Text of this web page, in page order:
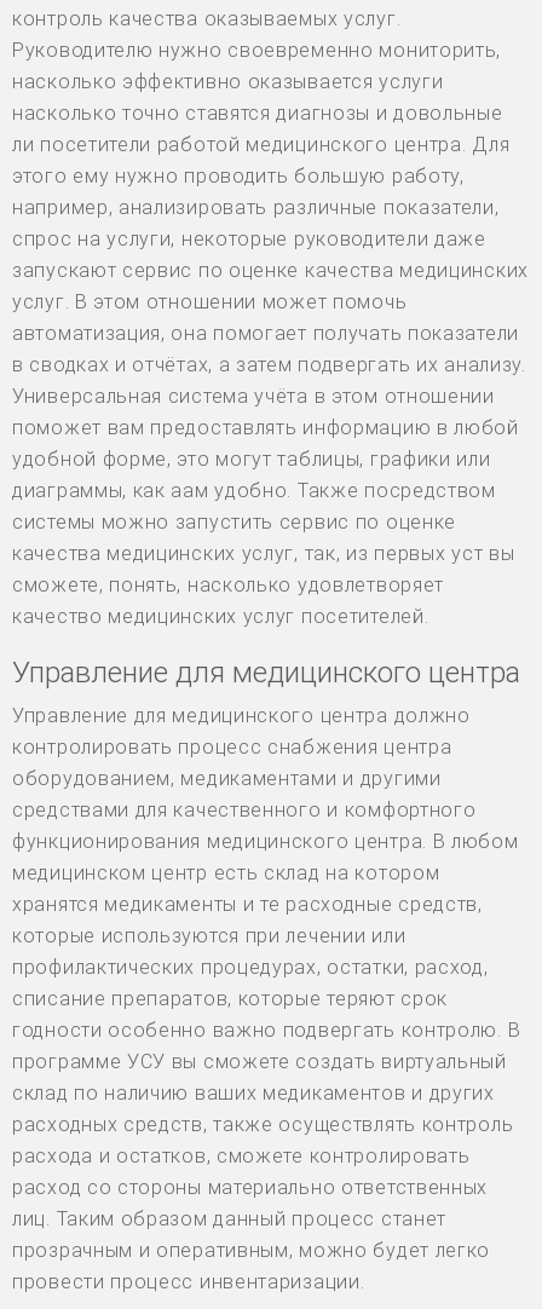
контроль качества оказываемых услуг.
Руководителю нужно своевременно мониторить,
насколько эффективно оказывается услуги
насколько точно ставятся диагнозы и довольные
ли посетители работой медицинского центра. Для
этого ему нужно проводить большую работу,
например, анализировать различные показатели,
спрос на услуги, некоторые руководители даже
запускают сервис по оценке качества медицинских
услуг. В этом отношении может помочь
автоматизация, она помогает получать показатели
в сводках и отчётах, а затем подвергать их анализу.
Универсальная система учёта в этом отношении
поможет вам предоставлять информацию в любой
удобной форме, это могут таблицы, графики или
диаграммы, как аам удобно. Также посредством
системы можно запустить сервис по оценке
качества медицинских услуг, так, из первых уст вы
сможете, понять, насколько удовлетворяет
качество медицинских услуг посетителей.
Управление для медицинского центра
Управление для медицинского центра должно
контролировать процесс снабжения центра
оборудованием, медикаментами и другими
средствами для качественного и комфортного
функционирования медицинского центра. В любом
медицинском центр есть склад на котором
хранятся медикаменты и те расходные средств,
которые используются при лечении или
профилактических процедурах, остатки, расход,
списание препаратов, которые теряют срок
годности особенно важно подвергать контролю. В
программе УСУ вы сможете создать виртуальный
склад по наличию ваших медикаментов и других
расходных средств, также осуществлять контроль
расхода и остатков, сможете контролировать
расход со стороны материально ответственных
лиц. Таким образом данный процесс станет
прозрачным и оперативным, можно будет легко
провести процесс инвентаризации.